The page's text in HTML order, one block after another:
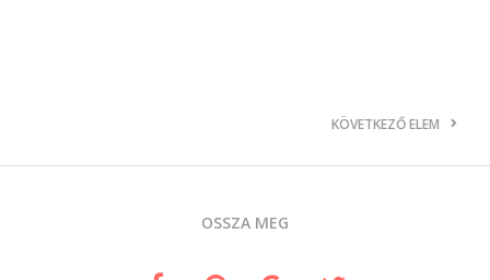
KÖVETKEZŐ ELEM
OSSZA MEG